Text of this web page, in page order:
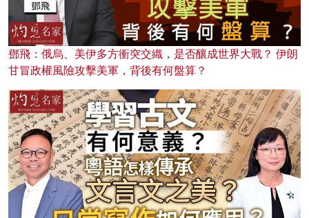
鄧飛：俄烏、美伊多方衝突交織，是否釀成世界大戰？ 伊朗
甘冒政權風險攻擊美軍，背後有何盤算？